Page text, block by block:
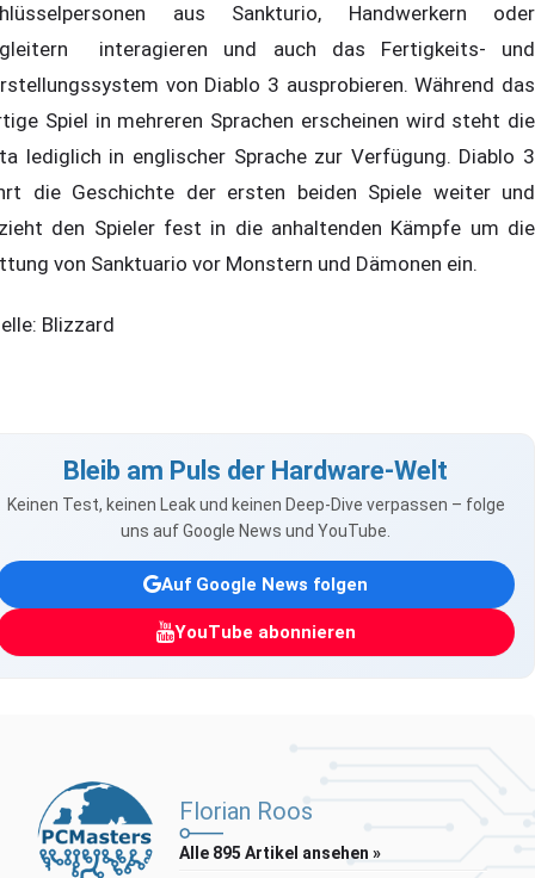
aus Sankturio, Handwerkern oder
interagieren und auch das Fertigkeits- und
von Diablo 3 ausprobieren. Während das
Spiel in mehreren Sprachen erscheinen wird steht die
lediglich in englischer Sprache zur Verfügung. Diablo 3
die Geschichte der ersten beiden Spiele weiter und
den Spieler fest in die anhaltenden Kämpfe um die
von Sanktuario vor Monstern und Dämonen ein.
Blizzard
Bleib am Puls der Hardware-Welt
Keinen Test, keinen Leak und keinen Deep-Dive verpassen – folge
uns auf Google News und YouTube.
Auf Google News folgen
YouTube abonnieren
Florian Roos
Alle 895 Artikel ansehen »